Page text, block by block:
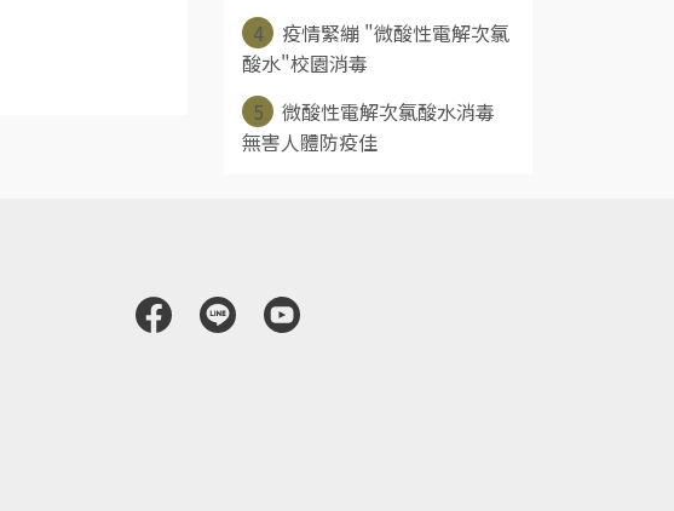
4
疫情緊繃 "微酸性電解次氯
酸水"校園消毒
5
微酸性電解次氯酸水消毒
無害人體防疫佳